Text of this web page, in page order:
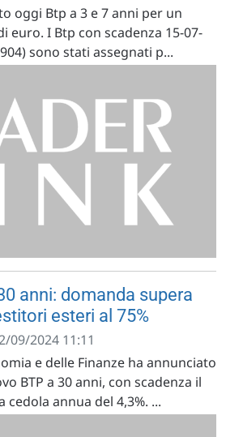
oggi Btp a 3 e 7 anni per un
euro. I Btp con scadenza 15-07-
sono stati assegnati p...
anni: domanda supera
esteri al 75%
09/2024 11:11
e delle Finanze ha annunciato
BTP a 30 anni, con scadenza il
cedola annua del 4,3%. ...